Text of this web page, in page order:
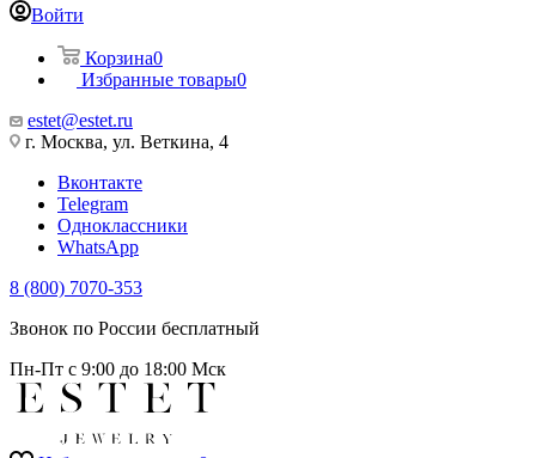
Войти
Корзина0
Избранные товары0
estet@estet.ru
г. Москва, ул. Веткина, 4
Вконтакте
Telegram
Одноклассники
WhatsApp
8 (800) 7070-353
Звонок по России бесплатный
Пн-Пт с 9:00 до 18:00 Мск